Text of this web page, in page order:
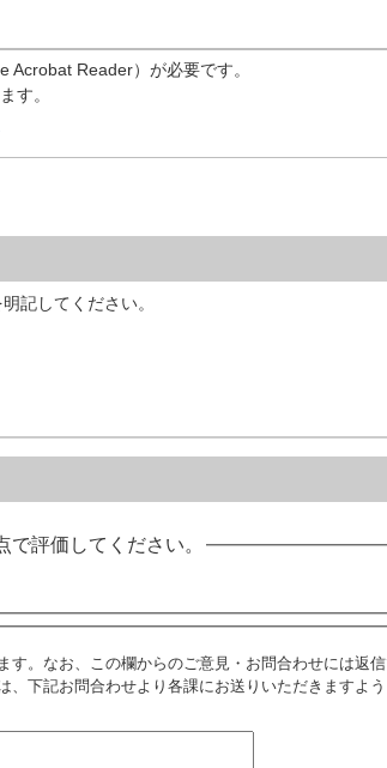
Reader）が必要です。
す。
記してください。
評価してください。
。なお、この欄からのご意見・お問合わせには返
、下記お問合わせより各課にお送りいただきますよ